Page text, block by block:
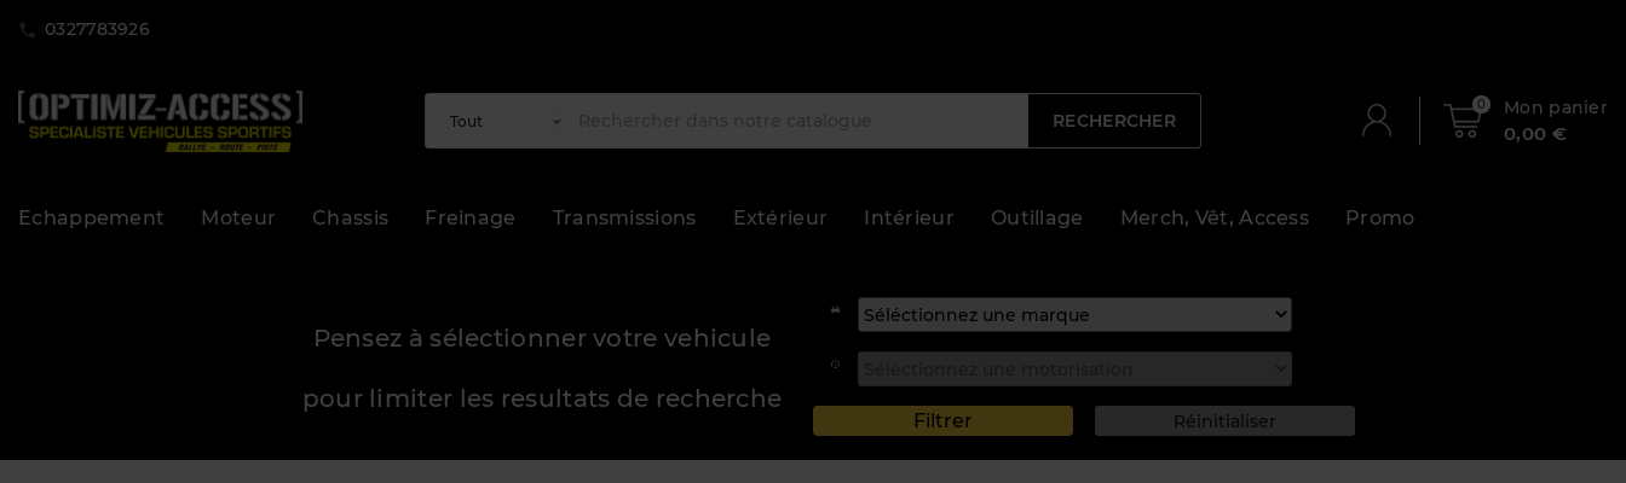
0327783926
RECHERCHER
0 Mon panier
0,00 €
Echappement Moteur Chassis Freinage Transmissions Extérieur Intérieur Outillage Merch, Vêt, Access Promo
Pensez à sélectionner votre vehicule
pour limiter les resultats de recherche